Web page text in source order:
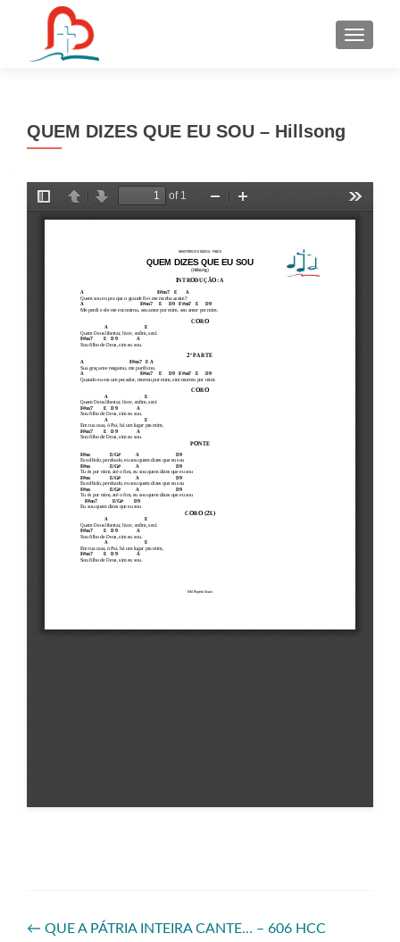
QUEM DIZES QUE EU SOU – Hillsong
← QUE A PÁTRIA INTEIRA CANTE… – 606 HCC